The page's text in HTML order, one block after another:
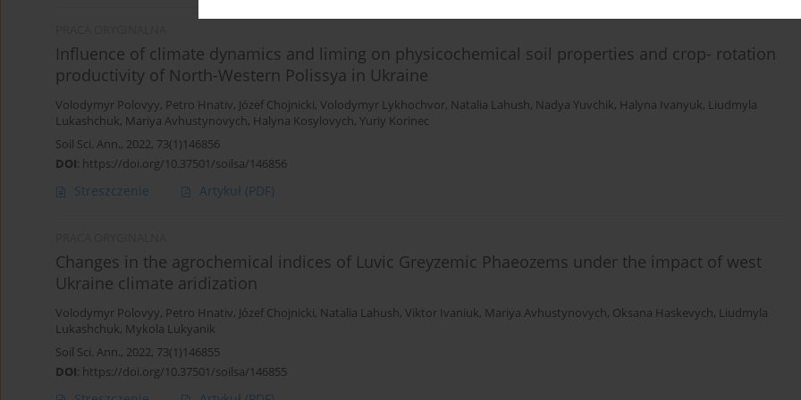
Influence of climate dynamics and liming on physicochemical soil properties and crop- rotation
productivity of North-Western Polissya in Ukraine
Volodymyr Polovyy, Petro Hnativ, Józef Chojnicki, Volodymyr Lykhochvor, Natalia Lahush, Nadya Yuvchik, Halyna Ivanyuk, Liudmyla
Lukashchuk, Mariya Avhustynovych, Halyna Kosylovych, Yuriy Korinec
Soil Sci. Ann., 2022, 73(1)146856
DOI: https://doi.org/10.37501/soilsa/146856
Streszczenie Artykuł (PDF)
Changes in the agrochemical indices of Luvic Greyzemic Phaeozems under the impact of west
Ukraine climate aridization
Volodymyr Polovyy, Petro Hnativ, Józef Chojnicki, Natalia Lahush, Viktor Ivaniuk, Mariya Avhustynovych, Oksana Haskevych, Liudmyla
Lukashchuk, Mykola Lukyanik
Soil Sci. Ann., 2022, 73(1)146855
DOI: https://doi.org/10.37501/soilsa/146855